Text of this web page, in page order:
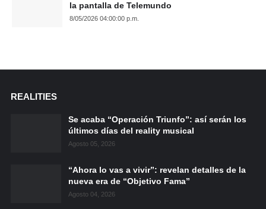
la pantalla de Telemundo
8/05/2026 04:00:00 p.m.
REALITIES
Se acaba “Operación Triunfo”: así serán los
últimos días del reality musical
Agosto 05, 2026
“Ahora lo vas a vivir”: revelan detalles de la
nueva era de “Objetivo Fama”
Agosto 04, 2026